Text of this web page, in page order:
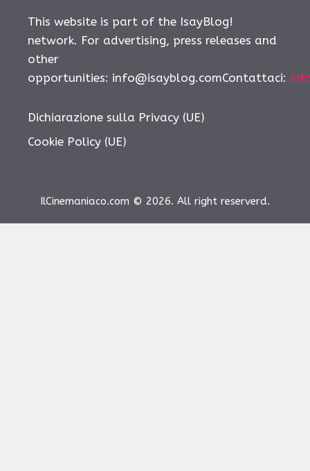
This website is part of the IsayBlog!
network. For advertising, press releases and
other
opportunities: info@isayblog.comContattaci:
Dichiarazione sulla Privacy (UE)
Cookie Policy (UE)
IlCinemaniaco.com © 2026. All right reserverd.